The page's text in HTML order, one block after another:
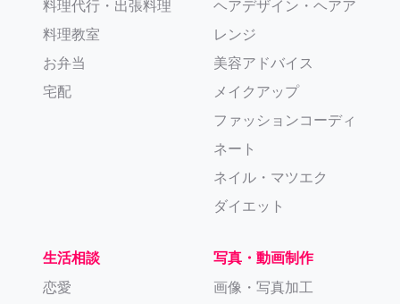
料理代行・出張料理
料理教室
お弁当
宅配
ヘアデザイン・ヘアア
レンジ
美容アドバイス
メイクアップ
ファッションコーディ
ネート
ネイル・マツエク
ダイエット
生活相談
恋愛
写真・動画制作
画像・写真加工